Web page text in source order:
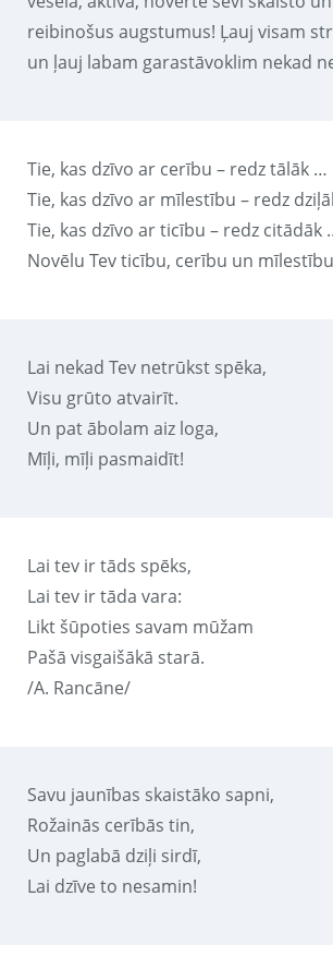
reibinošus augstumus! Ļauj visam
un ļauj labam garastāvoklim nekad
Tie, kas dzīvo ar cerību – redz tālāk …
Tie, kas dzīvo ar mīlestību – redz
Tie, kas dzīvo ar ticību – redz citādāk
Novēlu Tev ticību, cerību un
Lai nekad Tev netrūkst spēka,
Visu grūto atvairīt.
Un pat ābolam aiz loga,
Mīļi, mīļi pasmaidīt!
Lai tev ir tāds spēks,
Lai tev ir tāda vara:
Likt šūpoties savam mūžam
Pašā visgaišākā starā.
/A. Rancāne/
Savu jaunības skaistāko sapni,
Rožainās cerībās tin,
Un paglabā dziļi sirdī,
Lai dzīve to nesamin!